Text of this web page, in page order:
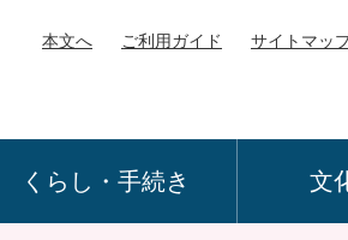
本文へ ご利用ガイド サイトマッ
くらし・手続き 文